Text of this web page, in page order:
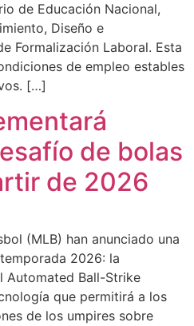
de Educación Nacional,
Diseño e
Formalización Laboral. Esta
de empleo estables
[…]
de bolas
de 2026
(MLB) han anunciado una
2026: la
Automated Ball-Strike
que permitirá a los
de los umpires sobre